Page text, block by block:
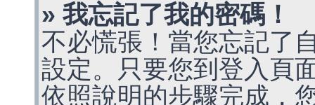
» 我忘記了我的密碼！
不必慌張！當您忘記了
設定。只要您到登入頁
依照說明的步驟完成，